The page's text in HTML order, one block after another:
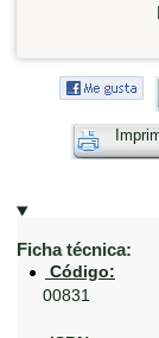
Ficha técnica:
Código:
00831